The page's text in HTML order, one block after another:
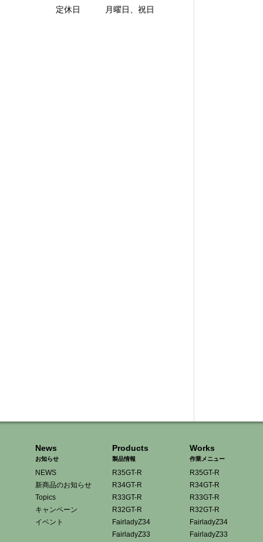
定休日 月曜日、祝日
News
お知らせ
NEWS
新商品のお知らせ
Topics
キャンペーン
イベント
Products
製品情報
R35GT-R
R34GT-R
R33GT-R
R32GT-R
FairladyZ34
FairladyZ33
Works
作業メニュー
R35GT-R
R34GT-R
R33GT-R
R32GT-R
FairladyZ34
FairladyZ33